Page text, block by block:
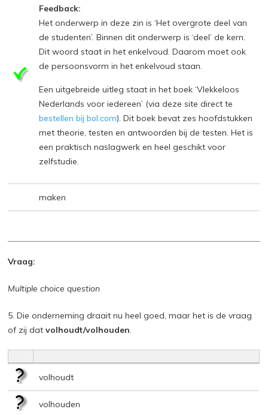
Feedback:
Het onderwerp in deze zin is ‘Het overgrote deel van
de studenten’. Binnen dit onderwerp is ‘deel’ de kern.
Dit woord staat in het enkelvoud. Daarom moet ook
de persoonsvorm in het enkelvoud staan.
Een uitgebreide uitleg staat in het boek ‘Vlekkeloos
Nederlands voor iedereen’ (via deze site direct te
bestellen bij bol.com). Dit boek bevat zes hoofdstukken
met theorie, testen en antwoorden bij de testen. Het is
een praktisch naslagwerk en heel geschikt voor
zelfstudie.
maken
Vraag:
Multiple choice question
5. Die onderneming draait nu heel goed, maar het is de vraag
of zij datvolhoudt/volhouden.
volhoudt
volhouden